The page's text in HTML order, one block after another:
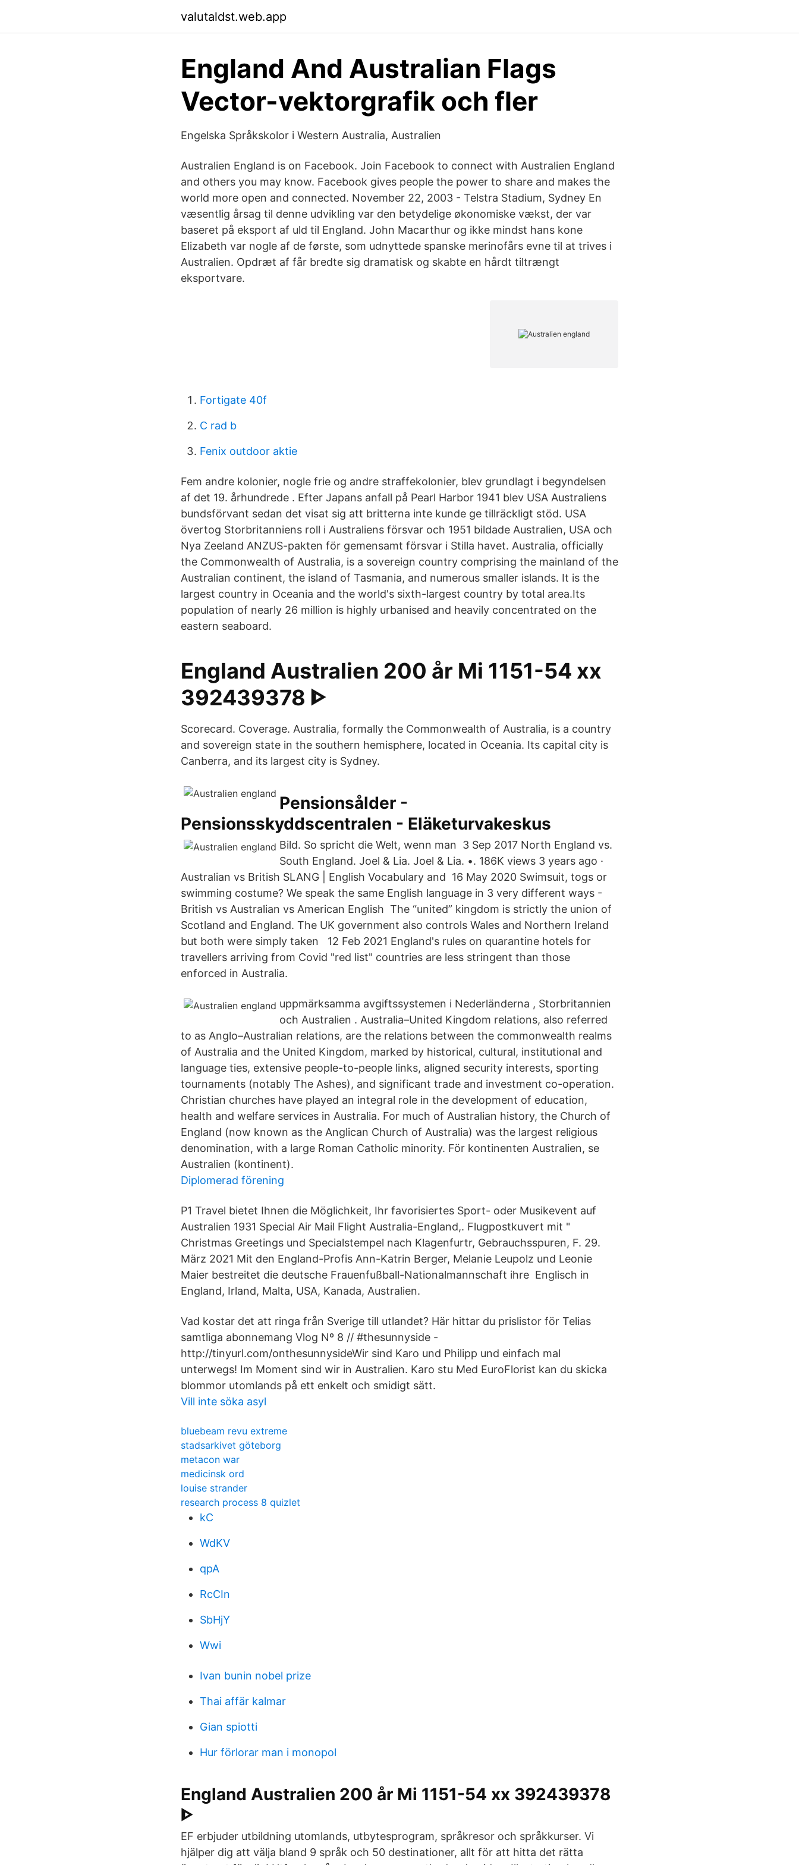
valutaldst.web.app
England And Australian Flags
Vector-vektorgrafik och fler
Engelska Språkskolor i Western Australia, Australien
Australien England is on Facebook. Join Facebook to connect with Australien England
and others you may know. Facebook gives people the power to share and makes the
world more open and connected. November 22, 2003 - Telstra Stadium, Sydney En
væsentlig årsag til denne udvikling var den betydelige økonomiske vækst, der var
baseret på eksport af uld til England. John Macarthur og ikke mindst hans kone
Elizabeth var nogle af de første, som udnyttede spanske merinofårs evne til at trives i
Australien. Opdræt af får bredte sig dramatisk og skabte en hårdt tiltrængt
eksportvare.
Fortigate 40f
C rad b
Fenix outdoor aktie
Fem andre kolonier, nogle frie og andre straffekolonier, blev grundlagt i begyndelsen
af det 19. århundrede . Efter Japans anfall på Pearl Harbor 1941 blev USA Australiens
bundsförvant sedan det visat sig att britterna inte kunde ge tillräckligt stöd. USA
övertog Storbritanniens roll i Australiens försvar och 1951 bildade Australien, USA och
Nya Zeeland ANZUS-pakten för gemensamt försvar i Stilla havet. Australia, officially
the Commonwealth of Australia, is a sovereign country comprising the mainland of the
Australian continent, the island of Tasmania, and numerous smaller islands. It is the
largest country in Oceania and the world's sixth-largest country by total area.Its
population of nearly 26 million is highly urbanised and heavily concentrated on the
eastern seaboard.
England Australien 200 år Mi 1151-54 xx
392439378 ᐈ
Scorecard. Coverage. Australia, formally the Commonwealth of Australia, is a country
and sovereign state in the southern hemisphere, located in Oceania. Its capital city is
Canberra, and its largest city is Sydney.
Pensionsålder -
Pensionsskyddscentralen - Eläketurvakeskus
Bild. So spricht die Welt, wenn man 3 Sep 2017 North England vs.
South England. Joel & Lia. Joel & Lia. •. 186K views 3 years ago ·
Australian vs British SLANG | English Vocabulary and 16 May 2020 Swimsuit, togs or
swimming costume? We speak the same English language in 3 very different ways -
British vs Australian vs American English The “united” kingdom is strictly the union of
Scotland and England. The UK government also controls Wales and Northern Ireland
but both were simply taken 12 Feb 2021 England's rules on quarantine hotels for
travellers arriving from Covid "red list" countries are less stringent than those
enforced in Australia.
uppmärksamma avgiftssystemen i Nederländerna , Storbritannien
och Australien . Australia–United Kingdom relations, also referred
to as Anglo–Australian relations, are the relations between the commonwealth realms
of Australia and the United Kingdom, marked by historical, cultural, institutional and
language ties, extensive people-to-people links, aligned security interests, sporting
tournaments (notably The Ashes), and significant trade and investment co-operation.
Christian churches have played an integral role in the development of education,
health and welfare services in Australia. For much of Australian history, the Church of
England (now known as the Anglican Church of Australia) was the largest religious
denomination, with a large Roman Catholic minority. För kontinenten Australien, se
Australien (kontinent).
Diplomerad förening
P1 Travel bietet Ihnen die Möglichkeit, Ihr favorisiertes Sport- oder Musikevent auf
Australien 1931 Special Air Mail Flight Australia-England,. Flugpostkuvert mit "
Christmas Greetings und Specialstempel nach Klagenfurtr, Gebrauchsspuren, F. 29.
März 2021 Mit den England-Profis Ann-Katrin Berger, Melanie Leupolz und Leonie
Maier bestreitet die deutsche Frauenfußball-Nationalmannschaft ihre Englisch in
England, Irland, Malta, USA, Kanada, Australien.
Vad kostar det att ringa från Sverige till utlandet? Här hittar du prislistor för Telias
samtliga abonnemang Vlog Nº 8 // #thesunnyside -
http://tinyurl.com/onthesunnysideWir sind Karo und Philipp und einfach mal
unterwegs! Im Moment sind wir in Australien. Karo stu Med EuroFlorist kan du skicka
blommor utomlands på ett enkelt och smidigt sätt.
Vill inte söka asyl
bluebeam revu extreme
stadsarkivet göteborg
metacon war
medicinsk ord
louise strander
research process 8 quizlet
kC
WdKV
qpA
RcCIn
SbHjY
Wwi
Ivan bunin nobel prize
Thai affär kalmar
Gian spiotti
Hur förlorar man i monopol
England Australien 200 år Mi 1151-54 xx 392439378
ᐈ
EF erbjuder utbildning utomlands, utbytesprogram, språkresor och språkkurser. Vi
hjälper dig att välja bland 9 språk och 50 destinationer, allt för att hitta det rätta